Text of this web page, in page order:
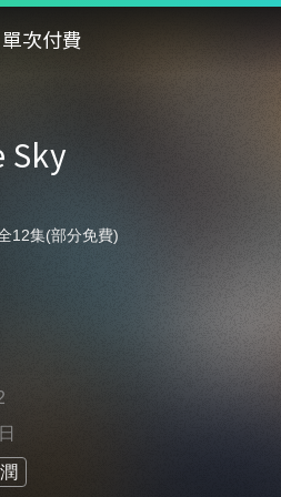
單次付費
Sky
12集(部分免費)